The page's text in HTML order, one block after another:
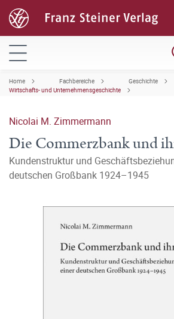
Home Fachbereiche
Geschichte
Wirtschafts- und Unternehmensgeschichte
Nicolai M. Zimmermann
Die Commerzbank und
Kundenstruktur und
deutschen Großbank 1924–1945